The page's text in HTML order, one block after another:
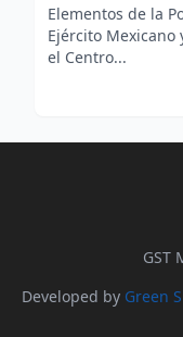
Elementos de la
Ejército Mexicano
el Centro...
GST
Developed by Green